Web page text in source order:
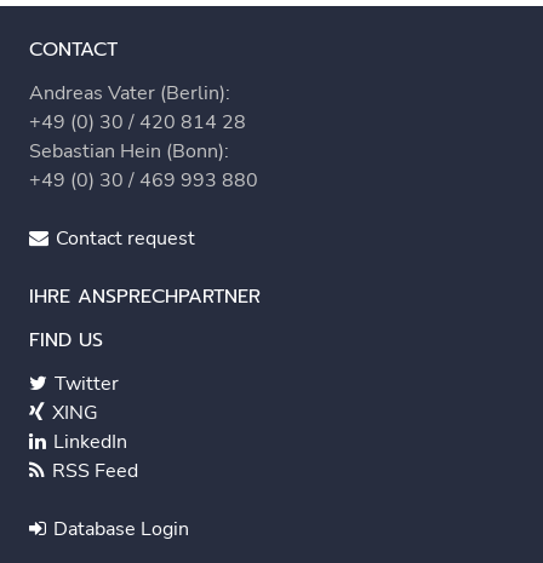
CONTACT
Andreas Vater (Berlin):
+49 (0) 30 / 420 814 28
Sebastian Hein (Bonn):
+49 (0) 30 / 469 993 880
Contact request
IHRE ANSPRECHPARTNER
FIND US
Twitter
XING
LinkedIn
RSS Feed
Database Login